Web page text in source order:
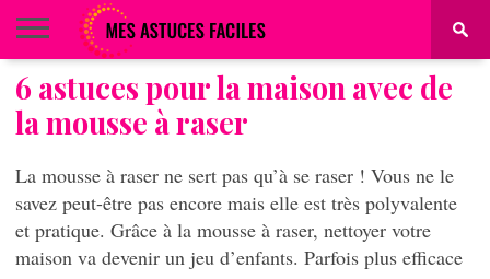
BEAUTÉ
COIFFURE
ALIMENTATION
MAQUILLAGE
MAISON
6 astuces pour la maison avec de
la mousse à raser
La mousse à raser ne sert pas qu’à se raser ! Vous ne le
savez peut-être pas encore mais elle est très polyvalente
et pratique. Grâce à la mousse à raser, nettoyer votre
maison va devenir un jeu d’enfants. Parfois plus efficace